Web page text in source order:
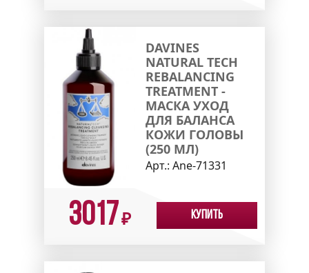
DAVINES
NATURAL TECH
REBALANCING
TREATMENT -
МАСКА УХОД
ДЛЯ БАЛАНСА
КОЖИ ГОЛОВЫ
(250 МЛ)
Арт.: Ane-71331
3017₽ Купить